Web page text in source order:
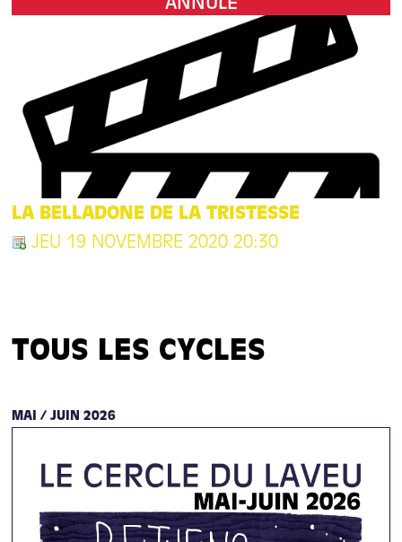
ANNULÉ
LA BELLADONE DE LA TRISTESSE
JEU 19 NOVEMBRE 2020 20:30
TOUS LES CYCLES
MAI / JUIN 2026